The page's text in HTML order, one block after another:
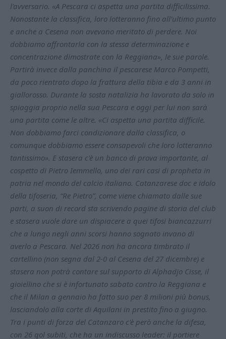
l'avversario. «A Pescara ci aspetta una partita difficilissima.
Nonostante la classifica, loro lotteranno fino all’ultimo punto
e anche a Cesena non avevano meritato di perdere. Noi
dobbiamo affrontarla con la stessa determinazione e
concentrazione dimostrate con la Reggiana», le sue parole.
Partirà invece dalla panchina il pescarese Marco Pompetti,
da poco rientrato dopo la frattura della tibia e da 3 anni in
giallorosso. Durante la sosta natalizia ha lavorato da solo in
spiaggia proprio nella sua Pescara e oggi per lui non sarà
una partita come le altre. «Ci aspetta una partita difficile.
Non dobbiamo farci condizionare dalla classifica, o
comunque dobbiamo essere consapevoli che loro lotteranno
tantissimo». E stasera c'è un banco di prova importante, al
cospetto di Pietro Iemmello, uno dei rari casi di propheta in
patria nel mondo del calcio italiano. Catanzarese doc e idolo
della tifoseria, “Re Pietro”, come viene chiamato dalle sue
parti, a suon di record sta scrivendo pagine di storia del club
e stasera vuole dare un dispiacere a quei tifosi biancazzurri
che a lungo negli anni scorsi hanno sognato invano di
averlo a Pescara. Nel 2026 non ha ancora timbrato il
cartellino (non segna dal 2-0 al Cesena del 27 dicembre) e
stasera non potrà contare sul supporto di Alphadjo Cisse, il
gioiellino che si è infortunato sabato contro la Reggiana e
che il Milan a gennaio ha fatto suo per 8 milioni più bonus,
lasciandolo alla corte di Aquilani in prestito fino a giugno.
Tra i punti di forza del Catanzaro c'è però anche la difesa,
con 26 gol subiti, che ha un indiscusso leader: il portiere